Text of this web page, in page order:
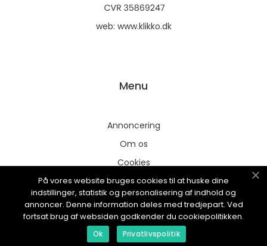
web: www.klikko.dk
Menu
Annoncering
Om os
Cookies
Kontakt os
Sitemap
På vores website bruges cookies til at huske dine
indstillinger, statistik og personalisering af indhold og
annoncer. Denne information deles med tredjepart. Ved
fortsat brug af websiden godkender du cookiepolitikken.
Ok Privatlivspolitik